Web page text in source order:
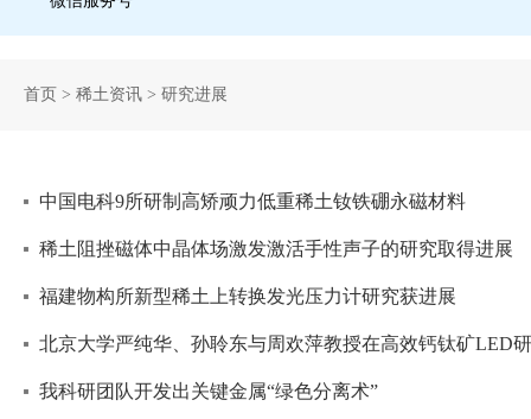
首页 > 稀土资讯 > 研究进展
中国电科9所研制高矫顽力低重稀土钕铁硼永磁材料
稀土阻挫磁体中晶体场激发激活手性声子的研究取得进展
福建物构所新型稀土上转换发光压力计研究获进展
北京大学严纯华、孙聆东与周欢萍教授在高效钙钛矿LED
我科研团队开发出关键金属“绿色分离术”